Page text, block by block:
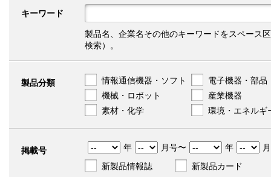
キーワード
製品名、企業名その他のキーワードをスペース
検索）。
製品分類 情報通信機器・ソフト
電子機器・部品
機械・ロボット
産業機器
素材・化学
環境・エネルギ
掲載号 年 月号〜 年
新製品情報誌
新製品カード